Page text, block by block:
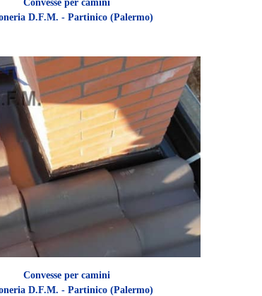
Convesse per camini
D.F.M. - Partinico (Palermo)
Convesse per camini
D.F.M. - Partinico (Palermo)